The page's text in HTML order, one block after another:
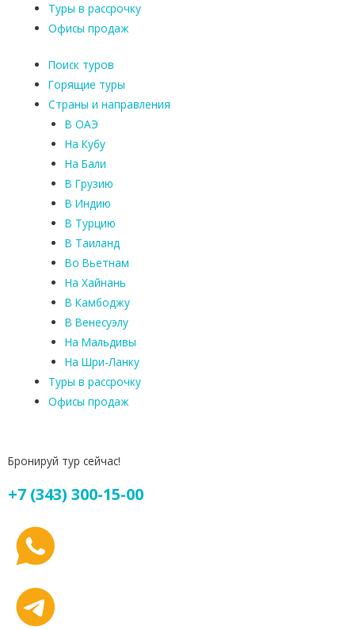
Туры в рассрочку
Офисы продаж
Поиск туров
Горящие туры
Страны и направления
В ОАЭ
На Кубу
На Бали
В Грузию
В Индию
В Турцию
В Таиланд
Во Вьетнам
На Хайнань
В Камбоджу
В Венесуэлу
На Мальдивы
На Шри-Ланку
Туры в рассрочку
Офисы продаж
Бронируй тур сейчас!
+7 (343) 300-15-00